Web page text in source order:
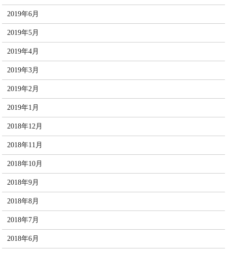
2019年6月
2019年5月
2019年4月
2019年3月
2019年2月
2019年1月
2018年12月
2018年11月
2018年10月
2018年9月
2018年8月
2018年7月
2018年6月